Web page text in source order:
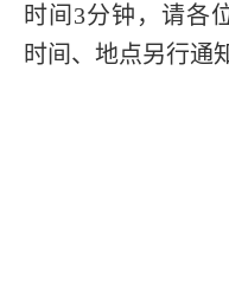
时间 3分钟，请各
时间、地点另行通